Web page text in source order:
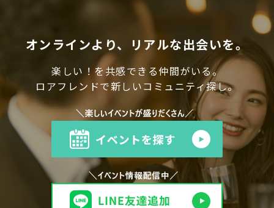
オンラインより、リアルな出会いを。
楽しい！を共感できる仲間がいる。
ロアフレンドで新しいコミュニティ探し。